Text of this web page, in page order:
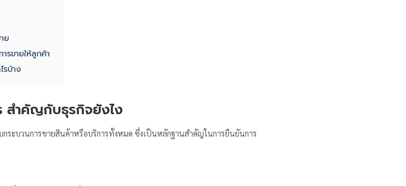
ย
รขายให้ลูกค้า
รบ้าง
สำคัญกับธุรกิจยังไง
กระบวนการขายสินค้าหรือบริการทั้งหมด ซึ่งเป็นหลักฐานสำคัญในการยืนยันการ